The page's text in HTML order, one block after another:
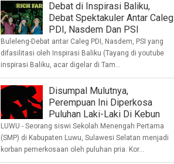
Debat di Inspirasi Baliku,
Debat Spektakuler Antar Caleg
PDI, Nasdem Dan PSI
Buleleng-Debat antar Caleg PDI, Nasdem, PSI yang
difasilitasi oleh Inspirasi Baliku (Tayang di youtube
inspirasi Baliku, acar digelar di Tam...
Disumpal Mulutnya,
Perempuan Ini Diperkosa
Puluhan Laki-Laki Di Kebun
LUWU - Seorang siswi Sekolah Menengah Pertama
(SMP) di Kabupaten Luwu, Sulawesi Selatan menjadi
korban pemerkosaan oleh puluhan pria. Kor...